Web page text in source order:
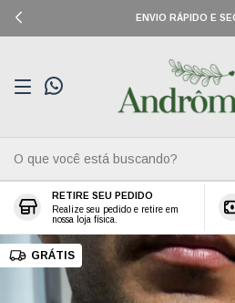
ENVIO RÁPIDO E
RETIRE SEU PEDIDO
Realize seu pedido e retire em
nossa loja física.
GRÁTIS